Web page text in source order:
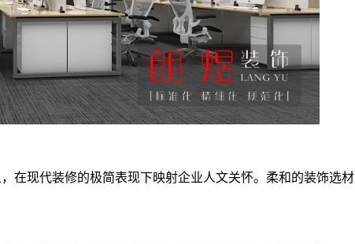
在现代装修的极简表现下映射企业人文关怀。柔和的装饰选材